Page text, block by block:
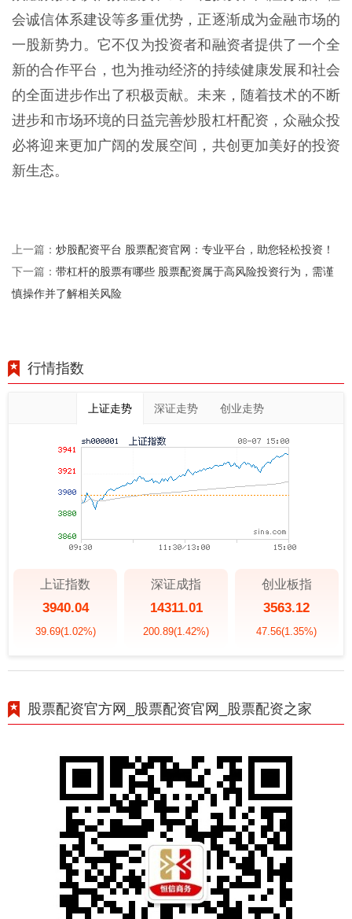
会诚信体系建设等多重优势，正逐渐成为金融市场的
一股新势力。它不仅为投资者和融资者提供了一个全
新的合作平台，也为推动经济的持续健康发展和社会
的全面进步作出了积极贡献。未来，随着技术的不断
进步和市场环境的日益完善炒股杠杆配资，众融众投
必将迎来更加广阔的发展空间，共创更加美好的投资
新生态。
上一篇： 炒股配资平台 股票配资官网：专业平台，助您轻松投资！
下一篇： 带杠杆的股票有哪些 股票配资属于高风险投资行为，需谨
慎操作并了解相关风险
行情指数
上证走势 深证走势 创业走势
上证指数
3940.04
39.69(1.02%)
深证成指
14311.01
200.89(1.42%)
创业板指
3563.12
47.56(1.35%)
股票配资官方网_股票配资官网_股票配资之家